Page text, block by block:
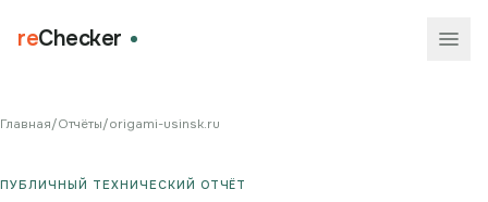
reChecker
Главная/Отчёты/origami-usinsk.ru
ПУБЛИЧНЫЙ ТЕХНИЧЕСКИЙ ОТЧЁТ